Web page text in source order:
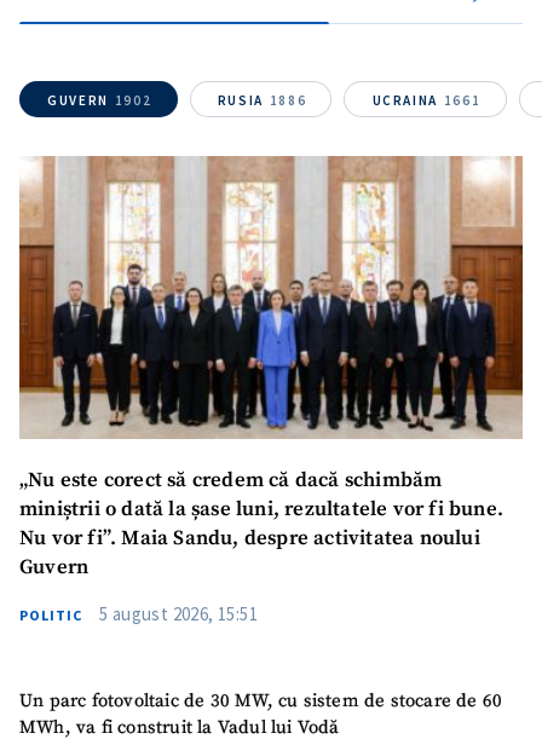
GUVERN 1902 RUSIA 1886 UCRAINA 1661
„Nu este corect să credem că dacă schimbăm
miniștrii o dată la șase luni, rezultatele vor fi bune.
Nu vor fi”. Maia Sandu, despre activitatea noului
Guvern
POLITIC 5 august 2026, 15:51
Un parc fotovoltaic de 30 MW, cu sistem de stocare de 60
MWh, va fi construit la Vadul lui Vodă